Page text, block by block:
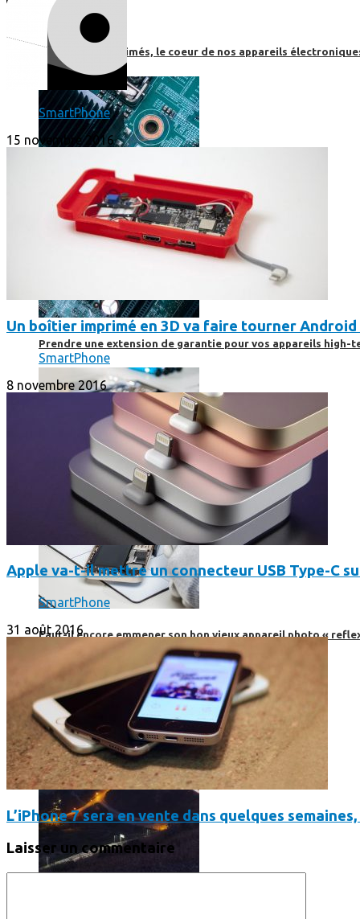
High-Tech
Les circuits imprimés, le coeur de nos appareils
Prendre une extension de garantie pour vos appareils high-
Faut-il encore emmener son bon vieux appareil photo «
SmartPhone
15 novembre 2016
Un boîtier imprimé en 3D va faire tourner
SmartPhone
8 novembre 2016
Apple va-t-il mettre un connecteur USB Type-C
SmartPhone
31 août 2016
L’iPhone 7 sera en vente dans quelques
Laisser un commentaire